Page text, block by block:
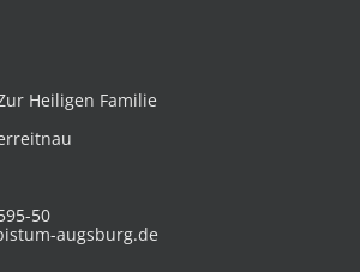
Heiligen Familie
50
augsburg.de